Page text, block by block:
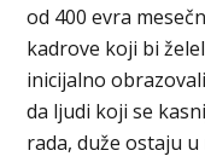
od 400 evra
kadrove koji bi
inicijalno
da ljudi koji se
rada, duže ostaju u